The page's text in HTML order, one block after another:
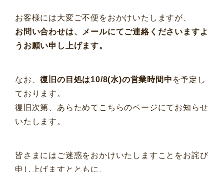
お客様には大変ご不便をおかけいたしますが、
お問い合わせは、メールにてご連絡くださいますよ
うお願い申し上げます。
なお、復旧の目処は10/8(水)の営業時間中 を予定し
ております。
復旧次第、あらためてこちらのページにてお知らせ
いたします。
皆さまにはご迷惑をおかけいたしますことをお詫び
申し上げますとともに、